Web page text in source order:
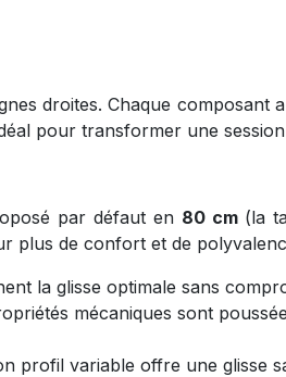
droites. Chaque
pour transformer une
par défaut en 80 cm(la
plus de confort et de
la glisse optimale sans
mécaniques sont
profil variable offre une glisse